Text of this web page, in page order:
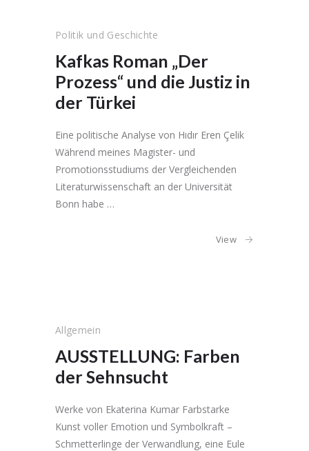
Politik und Geschichte
Kafkas Roman „Der
Prozess“ und die Justiz in
der Türkei
Eine politische Analyse von Hıdır Eren Çelik
Während meines Magister- und
Promotionsstudiums der Vergleichenden
Literaturwissenschaft an der Universität
Bonn habe …
View
Allgemein
AUSSTELLUNG: Farben
der Sehnsucht
Werke von Ekaterina Kumar Farbstarke
Kunst voller Emotion und Symbolkraft –
Schmetterlinge der Verwandlung, eine Eule